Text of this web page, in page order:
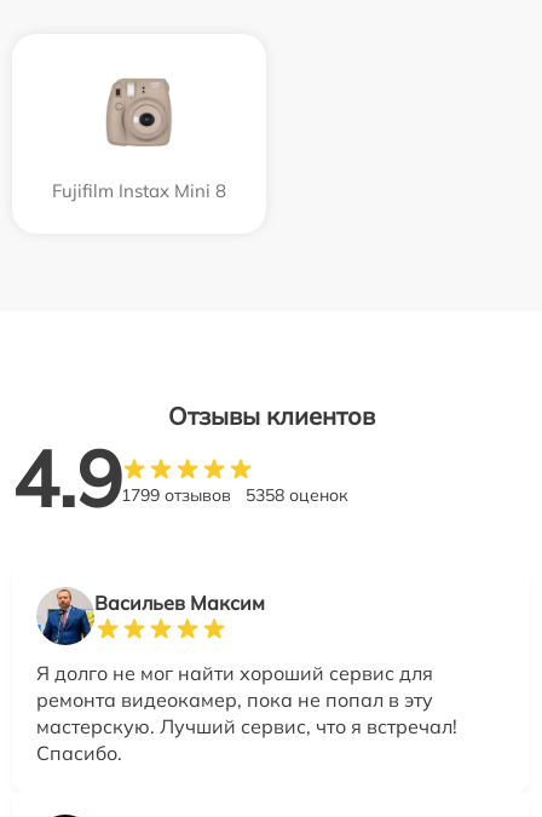
Fujifilm Instax Mini 8
Отзывы клиентов
4.91799 отзывов 5358 оценок
Васильев Максим
Я долго не мог найти хороший сервис для
ремонта видеокамер, пока не попал в эту
мастерскую. Лучший сервис, что я встречал!
Спасибо.